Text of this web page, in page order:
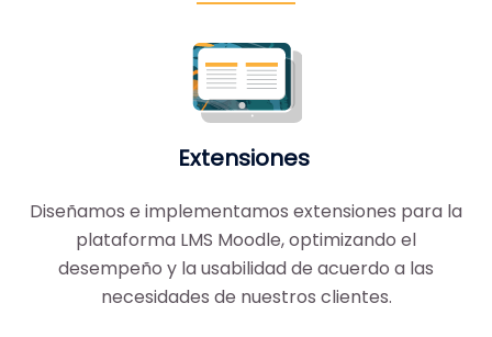
Extensiones
Diseñamos e implementamos extensiones para la
plataforma LMS Moodle, optimizando el
desempeño y la usabilidad de acuerdo a las
necesidades de nuestros clientes.